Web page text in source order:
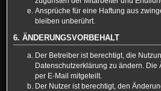
Ansprüche für eine Haftung aus
bleiben unberührt.
6. ÄNDERUNGSVORBEHALT
Der Betreiber ist berechtigt, die
Datenschutzerklärung zu ändern. Die
per E-Mail mitgeteilt.
Der Nutzer ist berechtigt, den